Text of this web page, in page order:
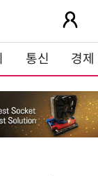
통신 경제